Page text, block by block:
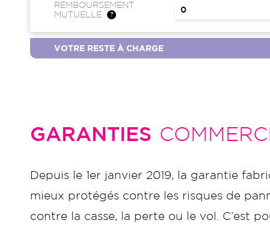
REMBOURSEMENT
MUTUELLE
VOTRE RESTE À CHARGE
GARANTIES
Depuis le 1er janvier 2019, la garantie
mieux protégés contre les risques de
contre la casse, la perte ou le vol. C’est